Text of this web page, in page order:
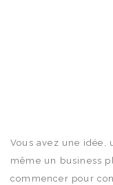
Vous avez une idée,
même un business
commencer pour